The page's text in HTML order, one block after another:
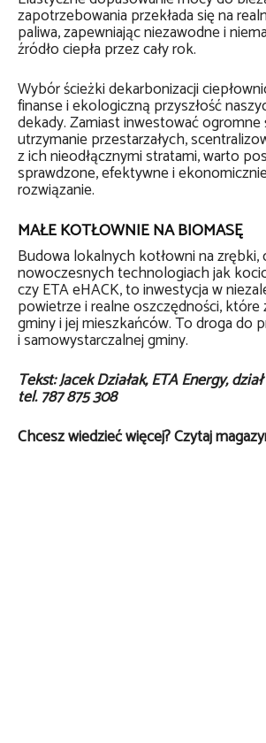
zapotrzebowania przekłada się na
paliwa, zapewniając niezawodne i
źródło ciepła przez cały rok.
Wybór ścieżki dekarbonizacji
finanse i ekologiczną przyszłość
dekady. Zamiast inwestować ogromne
utrzymanie przestarzałych,
z ich nieodłącznymi stratami, warto
sprawdzone, efektywne i
rozwiązanie.
MAŁE KOTŁOWNIE NA BIOMASĘ
Budowa lokalnych kotłowni na
nowoczesnych technologiach jak
czy ETA eHACK, to inwestycja w
powietrze i realne oszczędności,
gminy i jej mieszkańców. To droga do
i samowystarczalnej gminy.
Tekst: Jacek Działak, ETA Energy,
tel. 787 875 308
Chcesz wiedzieć więcej? Czytaj